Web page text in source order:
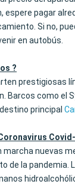
espere pagar
Si no,
en autobús.
?
prestigiosas
Barcos como el
principal
marcha nuevas
de la pandemia.